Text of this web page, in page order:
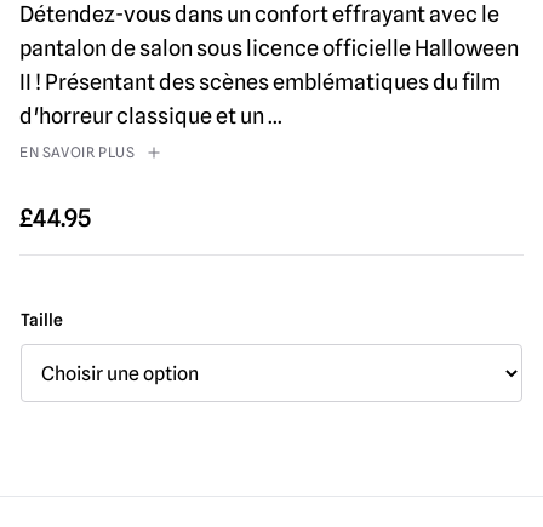
Détendez-vous dans un confort effrayant avec le
pantalon de salon sous licence officielle Halloween
II ! Présentant des scènes emblématiques du film
d'horreur classique et un...
EN SAVOIR PLUS
£44.95
Taille